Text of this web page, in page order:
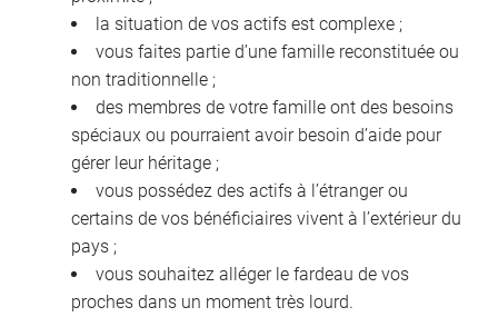
la situation de vos actifs est complexe ;
vous faites partie d’une famille reconstituée ou
non traditionnelle ;
des membres de votre famille ont des besoins
spéciaux ou pourraient avoir besoin d’aide pour
gérer leur héritage ;
vous possédez des actifs à l’étranger ou
certains de vos bénéficiaires vivent à l’extérieur du
pays ;
vous souhaitez alléger le fardeau de vos
proches dans un moment très lourd.